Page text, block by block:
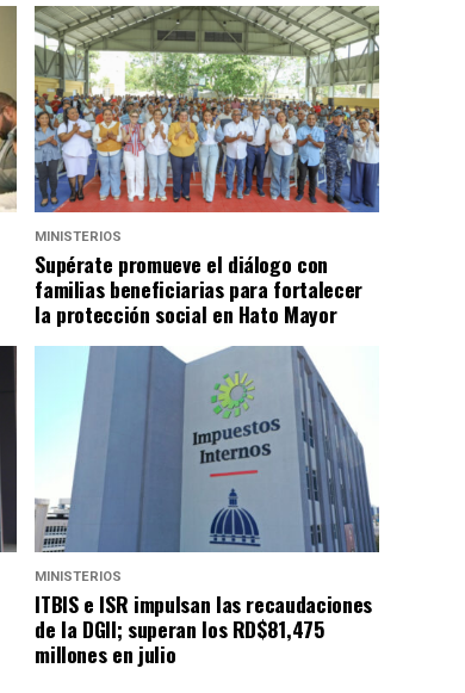
MINISTERIOS
Supérate promueve el diálogo con
familias beneficiarias para fortalecer
la protección social en Hato Mayor
MINISTERIOS
ITBIS e ISR impulsan las recaudaciones
de la DGII; superan los RD$81,475
millones en julio